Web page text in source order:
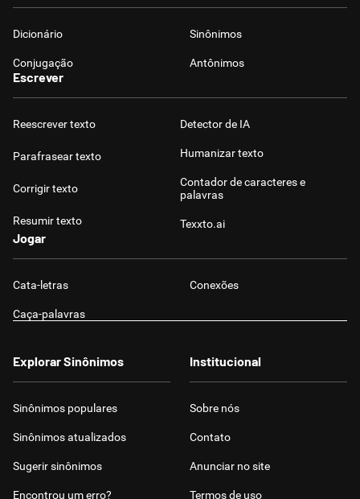
Dicionário Sinônimos
Conjugação Antônimos
Escrever
Reescrever texto
Parafrasear texto
Corrigir texto
Resumir texto
Detector de IA
Humanizar texto
Contador de caracteres e
palavras
Texxto.ai
Jogar
Cata-letras Conexões
Caça-palavras
Explorar Sinônimos
Sinônimos populares
Sinônimos atualizados
Sugerir sinônimos
Encontrou um erro?
Institucional
Sobre nós
Contato
Anunciar no site
Termos de uso